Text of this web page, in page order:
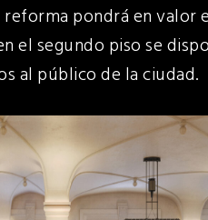
pondrá en valor
el segundo piso se
al público de la ciudad.